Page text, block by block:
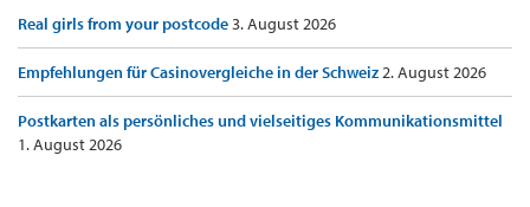
Real girls from your postcode3. August 2026
Empfehlungen für Casinovergleiche in der Schweiz2. August 2026
Postkarten als persönliches und vielseitiges Kommunikationsmittel
1. August 2026